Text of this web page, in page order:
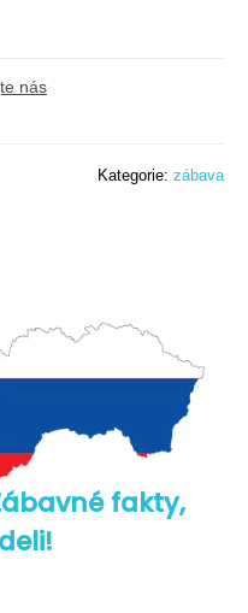
nás
Kategorie: zábava
fakty,